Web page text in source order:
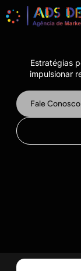
Estratégias
impulsionar
Fale Conosco